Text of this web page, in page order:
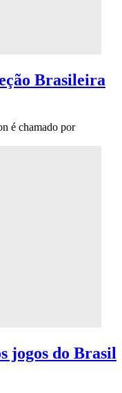
Brasileira
é chamado por
jogos do Brasil